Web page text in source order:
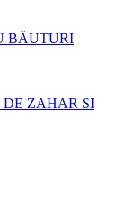
BĂUTURI
ZAHAR SI